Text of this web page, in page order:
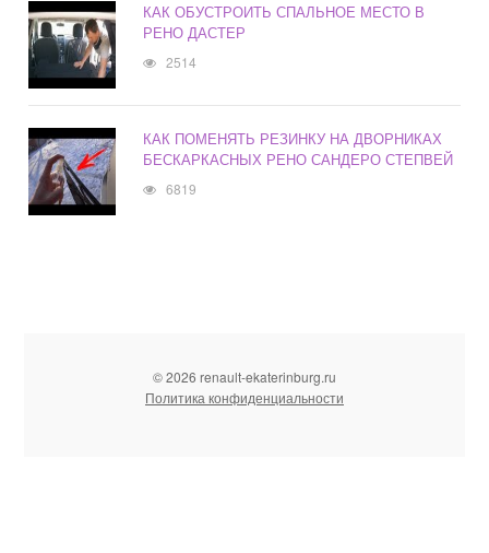
КАК ОБУСТРОИТЬ СПАЛЬНОЕ МЕСТО В
РЕНО ДАСТЕР
2514
КАК ПОМЕНЯТЬ РЕЗИНКУ НА ДВОРНИКАХ
БЕСКАРКАСНЫХ РЕНО САНДЕРО СТЕПВЕЙ
6819
© 2026 renault-ekaterinburg.ru
Политика конфиденциальности